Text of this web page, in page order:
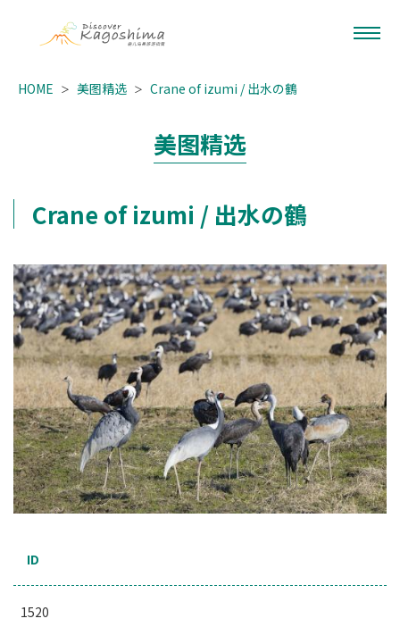
HOME 美图精选 Crane of izumi / 出水の鶴
美图精选
Crane of izumi / 出水の鶴
ID
1520